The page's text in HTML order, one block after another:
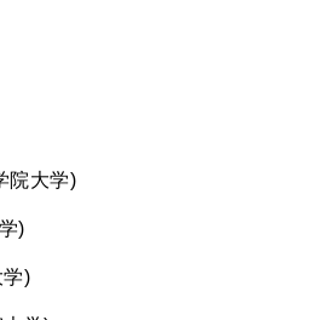
院大学)
)
)